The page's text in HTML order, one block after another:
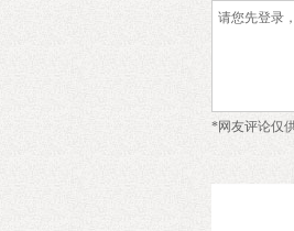
*网友评论仅